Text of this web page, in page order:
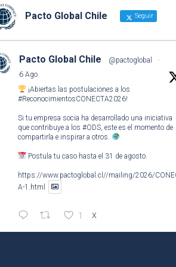
Pacto Global Chile Seguir
Pacto Global Chile @pactoglobal
·
6 Ago
¡Abiertas las postulaciones a los
#ReconocimientosCONECTA2026!
Si tu empresa socia ha desarrollado una iniciativa
que contribuye a los #ODS, este es el momento de
compartirla e inspirar a otros.
Postula tu caso hasta el 31 de agosto.
https://www.pactoglobal.cl//mailing/2026/
A-1.html
1 X